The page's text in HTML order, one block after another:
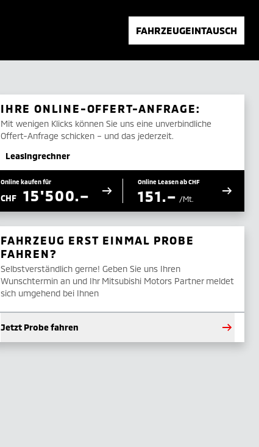
FAHRZEUGEINTAUSCH
IHRE ONLINE-OFFERT-ANFRAGE:
Mit wenigen Klicks können Sie uns eine unverbindliche
Offert-Anfrage schicken – und das jederzeit.
Leasingrechner
Online kaufen für
CHF 15'500.–
Online Leasen ab CHF
151.– /Mt.
FAHRZEUG ERST EINMAL PROBE
FAHREN?
Selbstverständlich gerne! Geben Sie uns Ihren
Wunschtermin an und Ihr Mitsubishi Motors Partner meldet
sich umgehend bei Ihnen
Jetzt Probe fahren